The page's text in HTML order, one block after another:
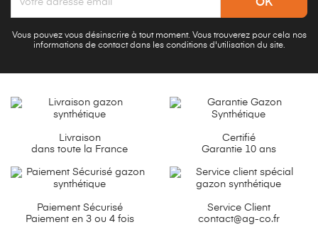
Vous pouvez vous désinscrire à tout moment. Vous trouverez pour cela nos
informations de contact dans les conditions d'utilisation du site.
Livraison
dans toute la France
Certifié
Garantie 10 ans
Paiement Sécurisé
Paiement en 3 ou 4 fois
Service Client
contact@ag-co.fr